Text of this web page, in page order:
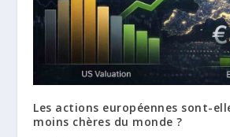
Les actions européennes sont-
moins chères du monde ?